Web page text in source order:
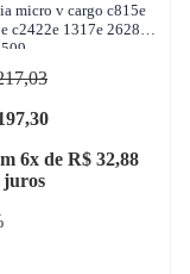
micro v cargo c815e
c2422e 1317e 2628e
6x de R$ 32,88
juros